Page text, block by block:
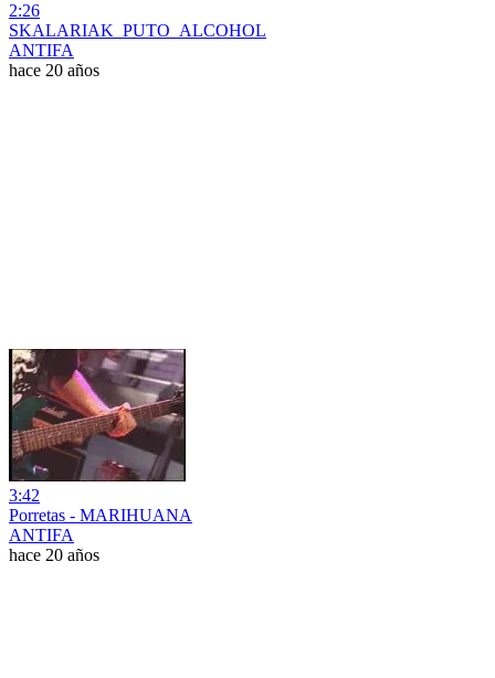
2:26
SKALARIAK_PUTO_ALCOHOL
ANTIFA
hace 20 años
3:42
Porretas - MARIHUANA
ANTIFA
hace 20 años